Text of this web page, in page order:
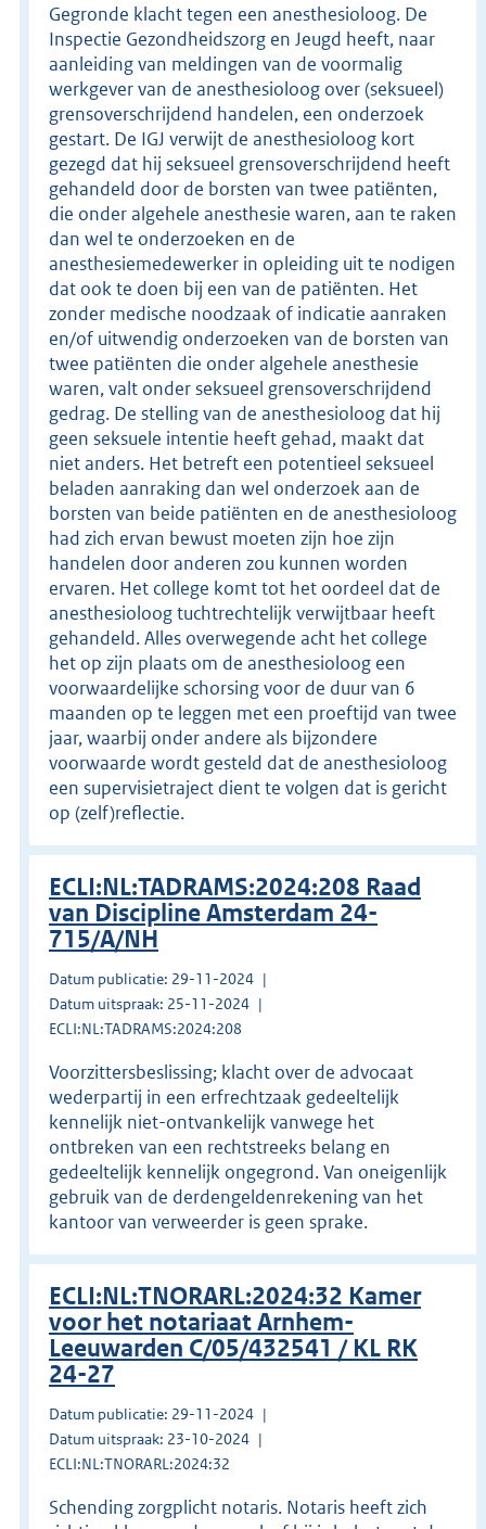
Gegronde klacht tegen een anesthesioloog. De
Inspectie Gezondheidszorg en Jeugd heeft, naar
aanleiding van meldingen van de voormalig
werkgever van de anesthesioloog over (seksueel)
grensoverschrijdend handelen, een onderzoek
gestart. De IGJ verwijt de anesthesioloog kort
gezegd dat hij seksueel grensoverschrijdend heeft
gehandeld door de borsten van twee patiënten,
die onder algehele anesthesie waren, aan te raken
dan wel te onderzoeken en de
anesthesiemedewerker in opleiding uit te nodigen
dat ook te doen bij een van de patiënten. Het
zonder medische noodzaak of indicatie aanraken
en/of uitwendig onderzoeken van de borsten van
twee patiënten die onder algehele anesthesie
waren, valt onder seksueel grensoverschrijdend
gedrag. De stelling van de anesthesioloog dat hij
geen seksuele intentie heeft gehad, maakt dat
niet anders. Het betreft een potentieel seksueel
beladen aanraking dan wel onderzoek aan de
borsten van beide patiënten en de anesthesioloog
had zich ervan bewust moeten zijn hoe zijn
handelen door anderen zou kunnen worden
ervaren. Het college komt tot het oordeel dat de
anesthesioloog tuchtrechtelijk verwijtbaar heeft
gehandeld. Alles overwegende acht het college
het op zijn plaats om de anesthesioloog een
voorwaardelijke schorsing voor de duur van 6
maanden op te leggen met een proeftijd van twee
jaar, waarbij onder andere als bijzondere
voorwaarde wordt gesteld dat de anesthesioloog
een supervisietraject dient te volgen dat is gericht
op (zelf)reflectie.
ECLI:NL:TADRAMS:2024:208 Raad
van Discipline Amsterdam 24-
715/A/NH
Datum publicatie: 29-11-2024
Datum uitspraak: 25-11-2024
ECLI:NL:TADRAMS:2024:208
Voorzittersbeslissing; klacht over de advocaat
wederpartij in een erfrechtzaak gedeeltelijk
kennelijk niet-ontvankelijk vanwege het
ontbreken van een rechtstreeks belang en
gedeeltelijk kennelijk ongegrond. Van oneigenlijk
gebruik van de derdengeldenrekening van het
kantoor van verweerder is geen sprake.
ECLI:NL:TNORARL:2024:32 Kamer
voor het notariaat Arnhem-
Leeuwarden C/05/432541 / KL RK
24-27
Datum publicatie: 29-11-2024
Datum uitspraak: 23-10-2024
ECLI:NL:TNORARL:2024:32
Schending zorgplicht notaris. Notaris heeft zich